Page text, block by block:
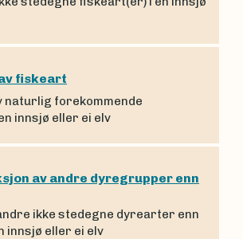
fiskeart
naturlig forekommende
innsjø eller ei elv
av andre dyregrupper enn
ikke stedegne dyrearter enn
innsjø eller ei elv